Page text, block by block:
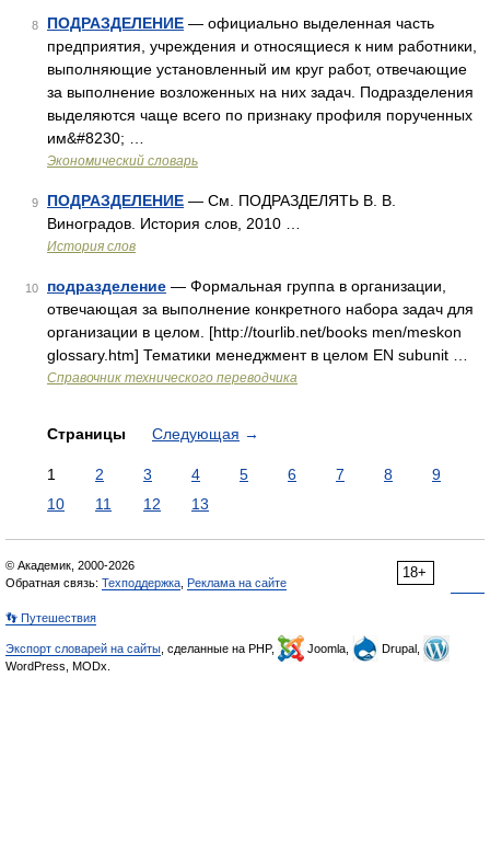
8 ПОДРАЗДЕЛЕНИЕ — официально выделенная часть
предприятия, учреждения и относящиеся к ним работники,
выполняющие установленный им круг работ, отвечающие
за выполнение возложенных на них задач. Подразделения
выделяются чаще всего по признаку профиля порученных
им&#8230; …
Экономический словарь
9 ПОДРАЗДЕЛЕНИЕ — См. ПОДРАЗДЕЛЯТЬ В. В.
Виноградов. История слов, 2010 …
История слов
10 подразделение — Формальная группа в организации,
отвечающая за выполнение конкретного набора задач для
организации в целом. [http://tourlib.net/books men/meskon
glossary.htm] Тематики менеджмент в целом EN subunit …
Справочник технического переводчика
Страницы Следующая →
1 2 3 4 5 6 7 8
9
10
11 12 13
18+
© Академик, 2000-2026
Обратная связь: Техподдержка Реклама на сайте
👣 Путешествия
Экспорт словарей на сайты , сделанные на PHP, Joomla,
Drupal,
WordPress, MODx.